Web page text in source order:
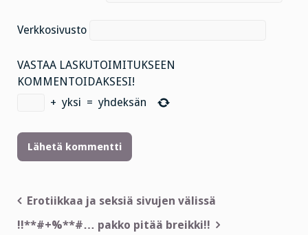
Verkkosivusto
VASTAA LASKUTOIMITUKSEEN
KOMMENTOIDAKSESI!
+ yksi = yhdeksän
Artikkelien
selaus
Erotiikkaa ja seksiä sivujen välissä
!!**#+%**#… pakko pitää breikki!!